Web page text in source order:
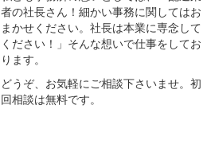
者の社長さん！細かい事務に関してはお
まかせください。社長は本業に専念して
ください！」そんな想いで仕事をしてお
ります。
どうぞ、お気軽にご相談下さいませ。初
回相談は無料です。